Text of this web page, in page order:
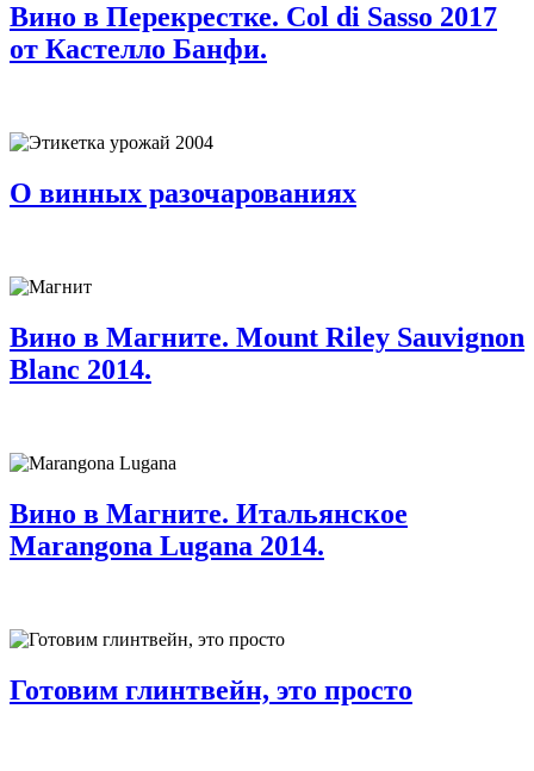
Вино в Перекрестке. Col di Sasso 2017
от Кастелло Банфи.
О винных разочарованиях
Вино в Магните. Mount Riley Sauvignon
Blanc 2014.
Вино в Магните. Итальянское
Marangona Lugana 2014.
Готовим глинтвейн, это просто